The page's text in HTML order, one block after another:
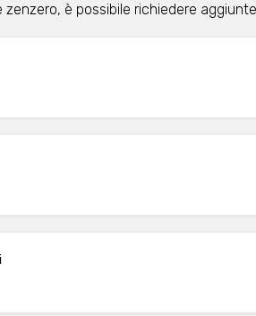
zenzero, è possibile richiedere